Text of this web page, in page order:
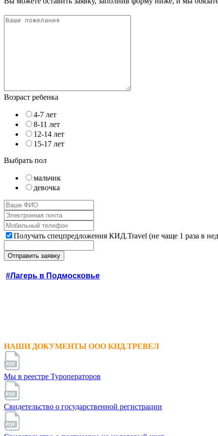
Возраст ребенка
4-7 лет
8-11 лет
12-14 лет
15-17 лет
Выбрать пол
мальчик
девочка
Получать спецпредложения КИД.Travel (не чаще 1 раза в
#Лагерь в Подмосковье
НАШИ ДОКУМЕНТЫ ООО КИД.ТРЕВЕЛ
Мы в реестре Туроператоров
Свидетельство о государственной регистрации